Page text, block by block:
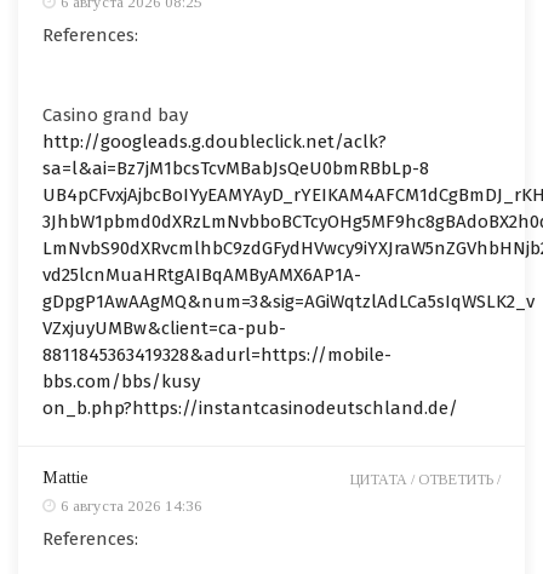
References:
Casino grand bay
http://googleads.g.doubleclick.net/aclk?
sa=l&ai=Bz7jM1bcsTcvMBabJsQeU0bmRBbLp-8
vd25lcnMuaHRtgAIBqAMByAMX6AP1A-
gDpgP1AwAAgMQ&num=3&sig=AGiWqtzlAdLCa5sIqWSLK2_v
VZxjuyUMBw&client=ca-pub-
8811845363419328&adurl=https://mobile-
bbs.com/bbs/kusy
on_b.php?https://instantcasinodeutschland.de/
Mattie
6 августа 2026 14:36
References:
ЦИТАТА / ОТВЕТИТЬ /